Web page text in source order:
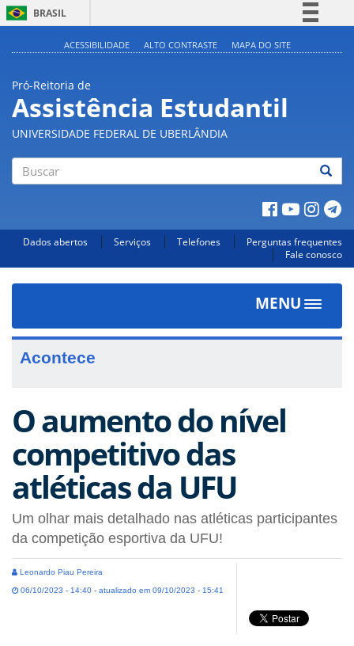
BRASIL
Acesso à informação
Legislação
Canais
ACESSIBILIDADE ALTO CONTRASTE MAPA DO SITE
Pró-Reitoria de
Assistência Estudantil
UNIVERSIDADE FEDERAL DE UBERLÂNDIA
Dados abertos Serviços Telefones
Perguntas frequentes
Fale conosco
MENU
Toggle
Acontece
O aumento do nível
competitivo das
atléticas da UFU
Um olhar mais detalhado nas atléticas participantes
da competição esportiva da UFU!
Leonardo Piau Pereira
06/10/2023 - 14:40 - atualizado em 09/10/2023 - 15:41